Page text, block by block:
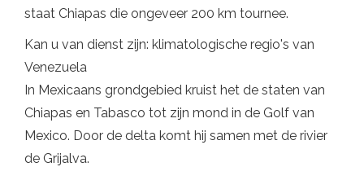
staat Chiapas die ongeveer 200 km tournee.
Kan u van dienst zijn: klimatologische regio's van
Venezuela
In Mexicaans grondgebied kruist het de staten van
Chiapas en Tabasco tot zijn mond in de Golf van
Mexico. Door de delta komt hij samen met de rivier
de Grijalva.